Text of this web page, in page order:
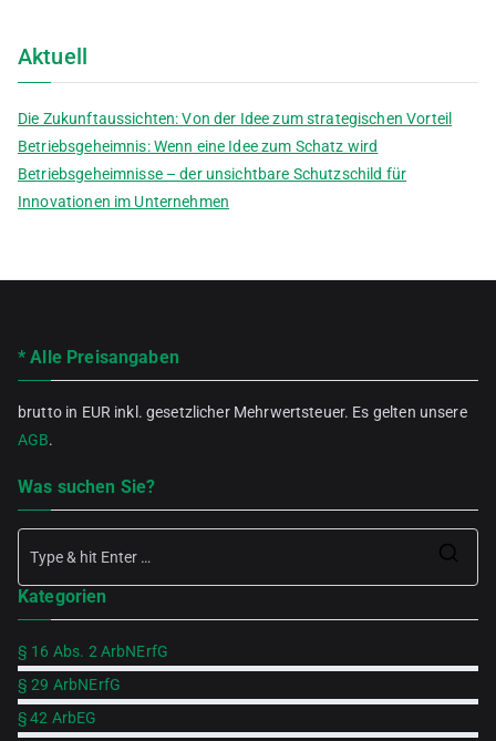
Aktuell
Die Zukunftaussichten: Von der Idee zum strategischen Vorteil
Betriebsgeheimnis: Wenn eine Idee zum Schatz wird
Betriebsgeheimnisse – der unsichtbare Schutzschild für
Innovationen im Unternehmen
* Alle Preisangaben
brutto in EUR inkl. gesetzlicher Mehrwertsteuer. Es gelten unsere
AGB.
Was suchen Sie?
Kategorien
§ 16 Abs. 2 ArbNErfG
§ 29 ArbNErfG
§ 42 ArbEG